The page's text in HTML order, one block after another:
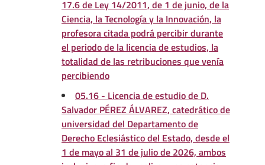
17.6 de Ley 14/2011, de 1 de junio, de la
Ciencia, la Tecnología y la Innovación, la
profesora citada podrá percibir durante
el periodo de la licencia de estudios, la
totalidad de las retribuciones que venía
percibiendo
05.16 - Licencia de estudio de D.
Salvador PÉREZ ÁLVAREZ, catedrático de
universidad del Departamento de
Derecho Eclesiástico del Estado, desde el
1 de mayo al 31 de julio de 2026, ambos